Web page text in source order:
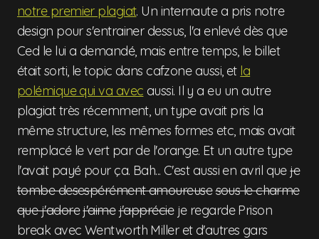
notre premier plagiat. Un internaute a pris notre
design pour s'entrainer dessus, l'a enlevé dès que
Ced le lui a demandé, mais entre temps, le billet
était sorti, le topic dans cafzone aussi, et la
polémique qui va avec aussi. Il y a eu un autre
plagiat très récemment, un type avait pris la
même structure, les mêmes formes etc, mais avait
remplacé le vert par de l'orange. Et un autre type
l'avait payé pour ça. Bah... C'est aussi en avril queje
tombe desespérément amoureusesous le charme
que j'adorej'aimej'apprécieje regarde Prison
break avec Wentworth Miller et d'autres gars